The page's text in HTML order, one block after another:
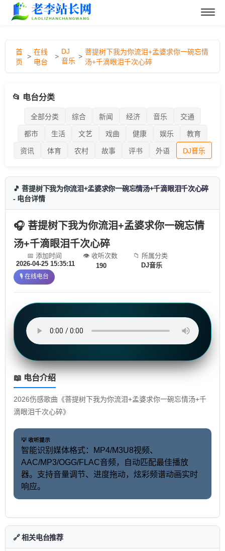
首
页
>
在线
电台
>
DJ
音乐
>
菩提树下我为你流泪+孟婆求你一碗忘情
汤+千滴眼泪千次心碎
📂 电台分类
全部分类 综合 新闻 经济 音乐 交通
都市 生活 文艺 戏曲 健康 娱乐 教育
资讯 体育 农村 故事 评书 外语 DJ音乐
🎵 菩提树下我为你流泪+孟婆求你一碗忘情汤+千滴眼泪千次心碎
- 电台详情
🎧 菩提树下我为你流泪+孟婆求你一碗忘情
汤+千滴眼泪千次心碎
📅 添加时间
2026-04-25 15:35:11
👁️ 收听次数
190
📁 所属分类
DJ音乐
🎙️ 在线电台
📖 电台介绍
2026伤感歌曲《菩提树下我为你流泪+孟婆求你一碗忘情汤+千
滴眼泪千次心碎》
💡 收听提示
智能识别媒体格式：MP4/M3U8视频、
AAC/MP3/OGG/FLAC音频，自动匹配最佳播放
器。支持音量调节、进度拖动，炫彩频谱动画实时
响应。
🔗 相关电台推荐